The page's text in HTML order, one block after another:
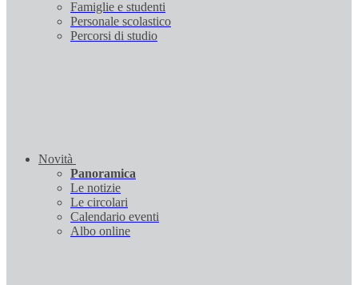
Famiglie e studenti
Personale scolastico
Percorsi di studio
Novità
Panoramica
Le notizie
Le circolari
Calendario eventi
Albo online